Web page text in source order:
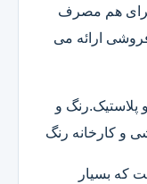
هم مصرف
ارائه می
و
و کارخانه رنگ
که بسیار